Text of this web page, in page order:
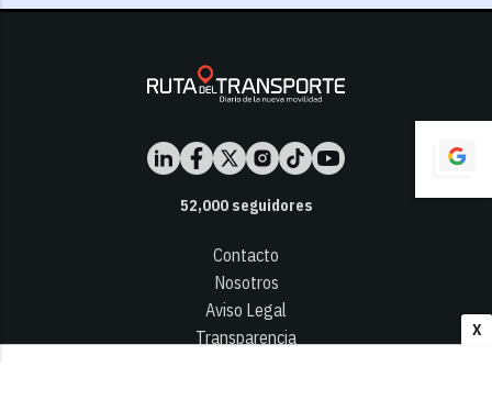
X
52,000seguidores
Contacto
Nosotros
Aviso Legal
Transparencia